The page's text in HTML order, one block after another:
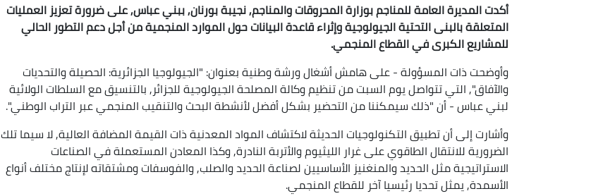
أكدت المديرة العامة للمناجم بوزارة المحروقات والمناجم, نجيبة بورنان, ببني عباس, على ضرورة تعزيز العمليات
المتعلقة بالبنى التحتية الجيولوجية وإثراء قاعدة البيانات حول الموارد المنجمية من أجل دعم التطور الحالي
للمشاريع الكبرى في القطاع المنجمي.
وأوضحت ذات المسؤولة - على هامش أشغال ورشة وطنية بعنوان: "الجيولوجيا الجزائرية: الحصيلة والتحديات
والآفاق", التي تتواصل يوم السبت من تنظيم وكالة المصلحة الجيولوجية للجزائر, بالتنسيق مع السلطات الولائية
لبني عباس - أن "ذلك سيمكننا من التحضير بشكل أفضل لأنشطة البحث والتنقيب المنجمي عبر التراب الوطني".
وأشارت إلى أن تطبيق التكنولوجيات الحديثة لاكتشاف المواد المعدنية ذات القيمة المضافة العالية, لا سيما تلك
الضرورية للانتقال الطاقوي على غرار الليثيوم والأتربة النادرة, وكذا المعادن المستعملة في الصناعات
الاستراتيجية مثل الحديد والمنغنيز الأساسيين لصناعة الحديد والصلب, والفوسفات ومشتقاته لإنتاج مختلف أنواع
الأسمدة, يمثل تحديا رئيسيا آخر للقطاع المنجمي.